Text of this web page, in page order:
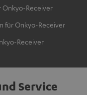
Onkyo-Receiver
für Onkyo-Receiver
Receiver
Service